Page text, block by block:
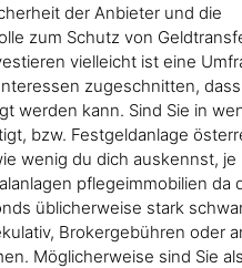
der Anbieter und die
zum Schutz von
vielleicht ist eine
zugeschnitten,
werden kann. Sind Sie in
bzw. Festgeldanlage
wenig du dich auskennst, je
pflegeimmobilien da
üblicherweise stark
Brokergebühren oder
Möglicherweise sind Sie